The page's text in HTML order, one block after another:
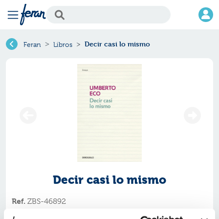
Feran Libros Decir casi lo mismo
Decir casi lo mismo
Ref. ZBS-46892